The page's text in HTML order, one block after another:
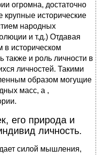
огромна, достаточно
крупные исторические
народных
и т.д.) Отдавая
в историческом
также и роль личности в
личностей. Такими
образом могущие
масс, а ,
его природа и
личность.
силой мышления,